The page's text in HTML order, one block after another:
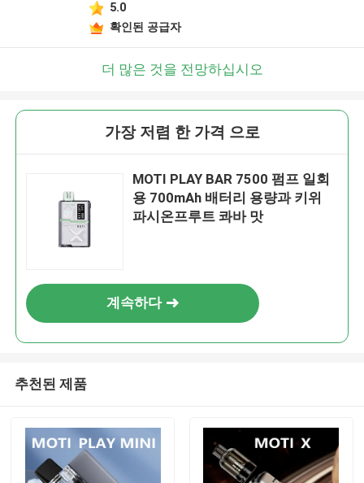
5.0
확인된 공급자
더 많은 것을 전망하십시오
가장 저렴 한 가격 으로
MOTI PLAY BAR 7500 펌프 일회
용 700mAh 배터리 용량과 키위
파시온프루트 콰바 맛
계속하다
추천된 제품